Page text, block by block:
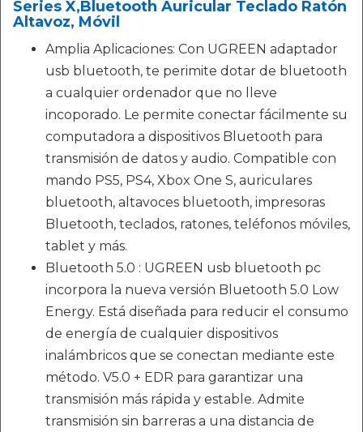
Series X,Bluetooth Auricular Teclado Ratón
Altavoz, Móvil
Amplia Aplicaciones: Con UGREEN adaptador
usb bluetooth, te perimite dotar de bluetooth
a cualquier ordenador que no lleve
incoporado. Le permite conectar fácilmente su
computadora a dispositivos Bluetooth para
transmisión de datos y audio. Compatible con
mando PS5, PS4, Xbox One S, auriculares
bluetooth, altavoces bluetooth, impresoras
Bluetooth, teclados, ratones, teléfonos móviles,
tablet y más.
Bluetooth 5.0 : UGREEN usb bluetooth pc
incorpora la nueva versión Bluetooth 5.0 Low
Energy. Está diseñada para reducir el consumo
de energía de cualquier dispositivos
inalámbricos que se conectan mediante este
método. V5.0 + EDR para garantizar una
transmisión más rápida y estable. Admite
transmisión sin barreras a una distancia de